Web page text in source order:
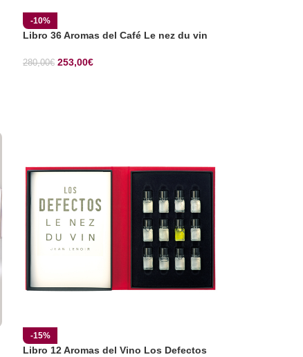
-10%
Libro 36 Aromas del Café Le nez du vin
280,00€ 253,00€
-15%
Libro 12 Aromas del Vino Los Defectos